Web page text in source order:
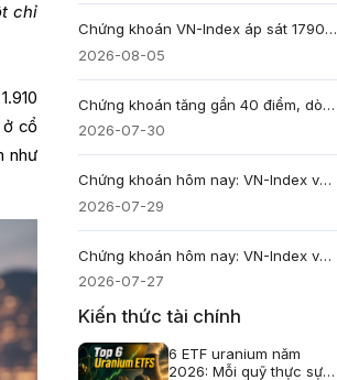
chỉ
ở cổ
như
Chứng khoán VN-Index áp sát 1790 điểm: 13,4 triệu tài khoản và bài kiểm tra dòng tiền
2026-08-05
Chứng khoán tăng gần 40 điểm, dòng tiền lan rộng khỏi nhóm cổ phiếu trụ
2026-07-30
Chứng khoán hôm nay: VN-Index vượt 1.700 điểm, nhưng 81% đà tăng đến từ 5 cổ phiếu
2026-07-29
Chứng khoán hôm nay: VN-Index về 1.669 điểm, thanh khoản nghiêng về bán
2026-07-27
Kiến thức tài chính
6 ETF uranium năm
2026: Mỗi quỹ thực sự